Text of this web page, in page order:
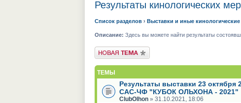
Результаты кинологических
Список разделов › Выставки и иные
Описание: Здесь вы можете найти результаты
Новая тема
ТЕМЫ
Результаты выставки 23
САС-ЧФ "КУБОК ОЛЬХОНА - 2021"
ClubOlhon » 31.10.2021, 18:06